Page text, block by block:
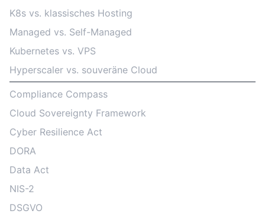
K8s vs. klassisches Hosting
Managed vs. Self-Managed
Kubernetes vs. VPS
Hyperscaler vs. souveräne Cloud
Compliance Compass
Cloud Sovereignty Framework
Cyber Resilience Act
DORA
Data Act
NIS-2
DSGVO